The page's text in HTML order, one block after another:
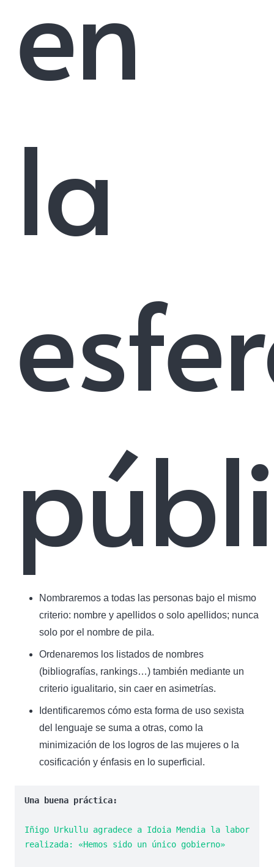
la
Nombraremos a todas las personas bajo el mismo
criterio: nombre y apellidos o solo apellidos; nunca
solo por el nombre de pila.
Ordenaremos los listados de nombres
(bibliografías, rankings…) también mediante un
criterio igualitario, sin caer en asimetrías.
Identificaremos cómo esta forma de uso sexista
del lenguaje se suma a otras, como la
minimización de los logros de las mujeres o la
cosificación y énfasis en lo superficial.
Una buena práctica:
Iñigo Urkullu agradece a Idoia Mendia la labor
realizada: «Hemos sido un único gobierno»